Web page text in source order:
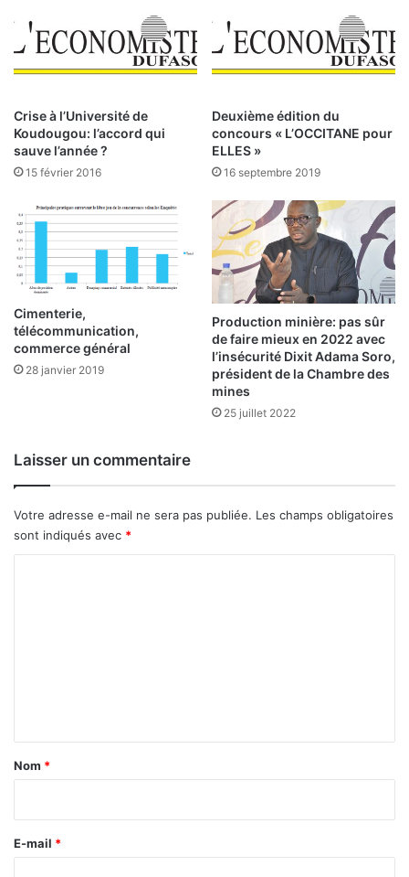
u
m
n
i
t
a
e
s
t
i
n
a
l
:
e
s
r
é
u
l
t
a
e
p
r
o
t
é
s
Crise à l’Université de
Koudougou: l’accord qui
sauve l’année ?
15 février 2016
Deuxième édition du
concours « L’OCCITANE pour
ELLES »
16 septembre 2019
Cimenterie,
télécommunication,
commerce général
28 janvier 2019
Production minière: pas sûr
de faire mieux en 2022 avec
l’insécurité Dixit Adama Soro,
président de la Chambre des
mines
25 juillet 2022
Laisser un commentaire
Votre adresse e-mail ne sera pas publiée. Les champs obligatoires
sont indiqués avec *
a
e
Nom *
E-mail *